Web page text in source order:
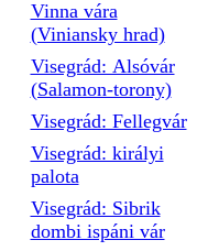
Vinna vára
(Viniansky hrad)
Visegrád: Alsóvár
(Salamon-torony)
Visegrád: Fellegvár
Visegrád: királyi
palota
Visegrád: Sibrik
dombi ispáni vár